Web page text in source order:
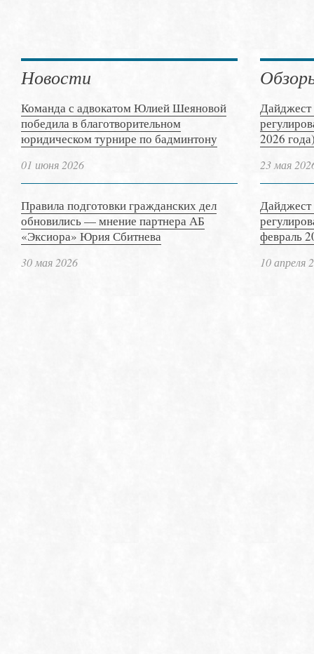
Новости
Команда с адвокатом Юлией Шеяновой
победила в благотворительном
юридическом турнире по бадминтону
01 июня 2026
Правила подготовки гражданских дел
обновились — мнение партнера АБ
«Эксиора» Юрия Сбитнева
30 мая 2026
Дайджест
2026
23 мая
Дайджест
февраль
10 апреля